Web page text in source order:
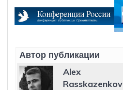
Автор публикации
Alex
Rasskazenkov